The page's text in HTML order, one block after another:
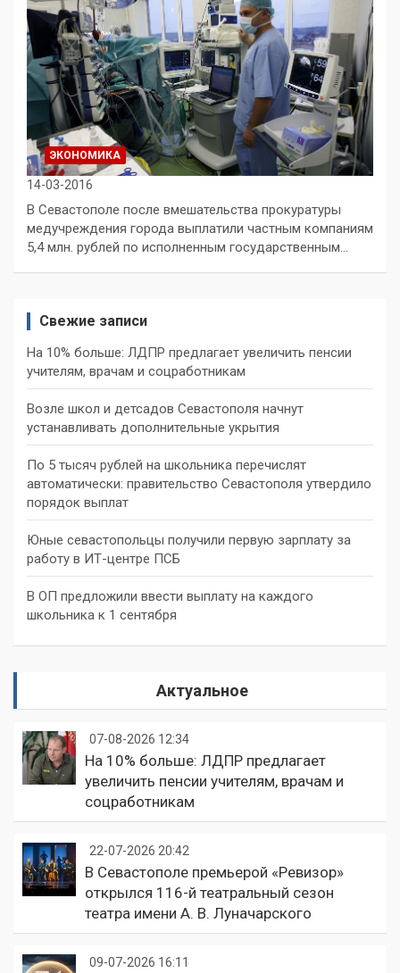
ЭКОНОМИКА
14-03-2016
В Севастополе после вмешательства прокуратуры
медучреждения города выплатили частным компаниям
5,4 млн. рублей по исполненным государственным…
Свежие записи
На 10% больше: ЛДПР предлагает увеличить пенсии
учителям, врачам и соцработникам
Возле школ и детсадов Севастополя начнут
устанавливать дополнительные укрытия
По 5 тысяч рублей на школьника перечислят
автоматически: правительство Севастополя утвердило
порядок выплат
Юные севастопольцы получили первую зарплату за
работу в ИТ-центре ПСБ
В ОП предложили ввести выплату на каждого
школьника к 1 сентября
Актуальное
07-08-2026 12:34
На 10% больше: ЛДПР предлагает
увеличить пенсии учителям, врачам и
соцработникам
22-07-2026 20:42
В Севастополе премьерой «Ревизор»
открылся 116-й театральный сезон
театра имени А. В. Луначарского
09-07-2026 16:11